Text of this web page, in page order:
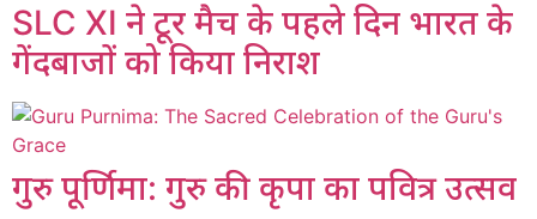
SLC XI ने टूर मैच के पहले दिन भारत के
गेंदबाजों को किया निराश
गुरु पूर्णिमा: गुरु की कृपा का पवित्र उत्सव